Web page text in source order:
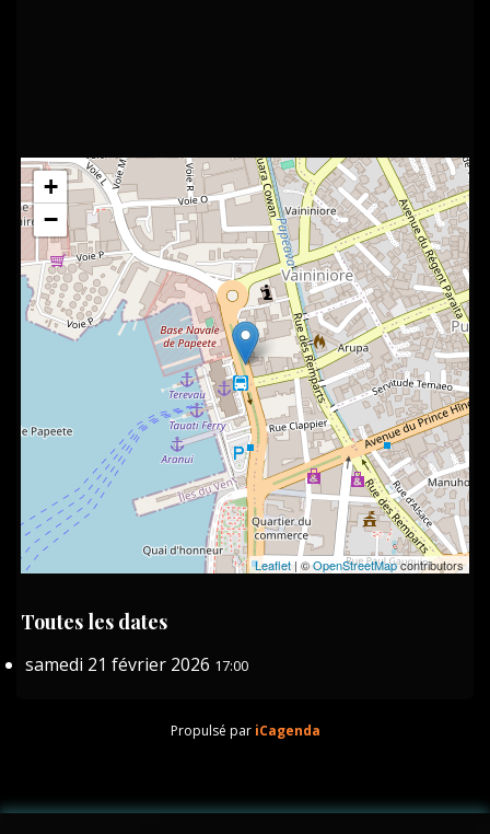
+
−
Leaflet| ©OpenStreetMapcontributors
Toutes les dates
samedi 21 février 2026 17:00
Propulsé par iCagenda